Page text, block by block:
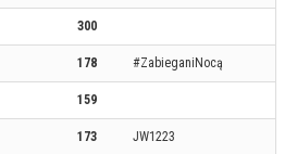
300
178 #ZabieganiNocą
159
173 JW1223